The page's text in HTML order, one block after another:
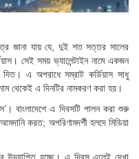
জানা যায় যে, দুই শত সত্তর সালের
সেই সময় ভ্যালেন্টাইন নামে একজন
দিত। এ অপরাধে সম্রাট কর্ডিয়াস সাধু
থেকেই এ দিনটির নামকরণ করা হয়।
বাংলাদেশে এ দিবসটি পালন করা শুরু
করত; অপরিণামদর্শী হলদে মিডিয়া